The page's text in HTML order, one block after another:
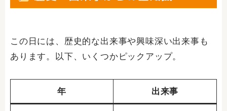
この日には、歴史的な出来事や興味深い出来事も
あります。以下、いくつかピックアップ。
年 出来事